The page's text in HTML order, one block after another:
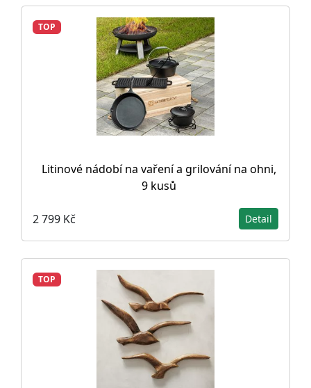
TOP
Litinové nádobí na vaření a grilování na ohni,
9 kusů
2 799 Kč Detail
TOP